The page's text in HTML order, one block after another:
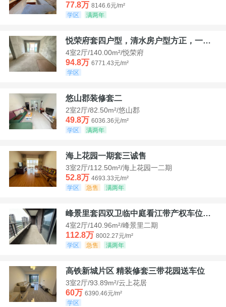
77.8万 8146.6元/m²
学区
满两年
悦荣府套四户型，清水房户型方正，一口价94，8
4室2厅/140.00m²/悦荣府
94.8万 6771.43元/m²
学区
悠山郡装修套二
2室2厅/82.50m²/悠山郡
49.8万 6036.36元/m²
学区
满两年
海上花园一期套三诚售
3室2厅/112.50m²/海上花园一二期
52.8万 4693.33元/m²
学区
急售 满两年
峰景里套四双卫临中庭看江带产权车位诚售
4室2厅/140.96m²/峰景里二期
112.8万 8002.27元/m²
学区
急售 满两年
高铁新城片区 精装修套三带花园送车位
3室2厅/93.89m²/云上花居
60万 6390.46元/m²
学区